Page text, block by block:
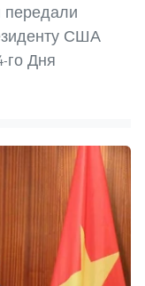
передали
США
го Дня